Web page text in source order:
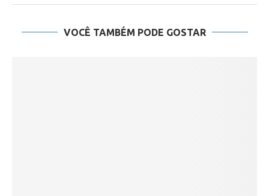
VOCÊ TAMBÉM PODE GOSTAR